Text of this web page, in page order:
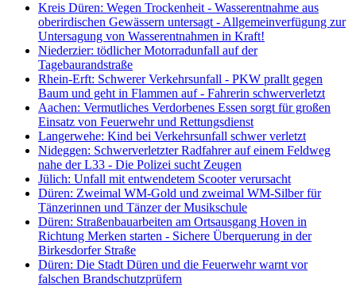
Kreis Düren: Wegen Trockenheit - Wasserentnahme aus
oberirdischen Gewässern untersagt - Allgemeinverfügung zur
Untersagung von Wasserentnahmen in Kraft!
Niederzier: tödlicher Motorradunfall auf der
Tagebaurandstraße
Rhein-Erft: Schwerer Verkehrsunfall - PKW prallt gegen
Baum und geht in Flammen auf - Fahrerin schwerverletzt
Aachen: Vermutliches Verdorbenes Essen sorgt für großen
Einsatz von Feuerwehr und Rettungsdienst
Langerwehe: Kind bei Verkehrsunfall schwer verletzt
Nideggen: Schwerverletzter Radfahrer auf einem Feldweg
nahe der L33 - Die Polizei sucht Zeugen
Jülich: Unfall mit entwendetem Scooter verursacht
Düren: Zweimal WM-Gold und zweimal WM-Silber für
Tänzerinnen und Tänzer der Musikschule
Düren: Straßenbauarbeiten am Ortsausgang Hoven in
Richtung Merken starten - Sichere Überquerung in der
Birkesdorfer Straße
Düren: Die Stadt Düren und die Feuerwehr warnt vor
falschen Brandschutzprüfern